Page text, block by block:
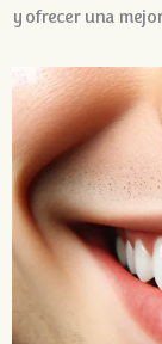
y ofrecer una